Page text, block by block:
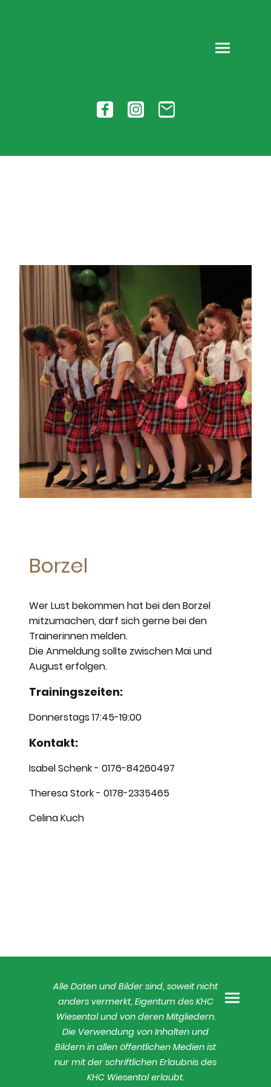
Borzel
Wer Lust bekommen hat bei den Borzel
mitzumachen, darf sich gerne bei den
Trainerinnen melden.
Die Anmeldung sollte zwischen Mai und
August erfolgen.
Trainingszeiten:
Donnerstags 17:45-19:00
Kontakt:
Isabel Schenk - 0176-84260497
Theresa Stork - 0178-2335465
Celina Kuch
Alle Daten und Bilder sind, soweit nicht
anders vermerkt, Eigentum des KHC
Wiesental und von deren Mitgliedern.
Die Verwendung von Inhalten und
Bildern in allen öffentlichen Medien ist
nur mit der schriftlichen Erlaubnis des
KHC Wiesental erlaubt.